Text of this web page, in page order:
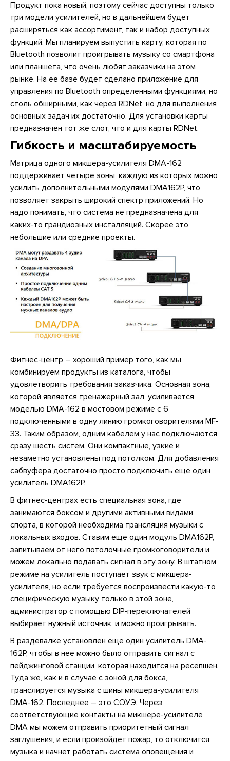
Продукт пока новый, поэтому сейчас доступны только
три модели усилителей, но в дальнейшем будет
расширяться как ассортимент, так и набор доступных
функций. Мы планируем выпустить карту, которая по
Bluetooth позволит проигрывать музыку со смартфона
или планшета, что очень любят заказчики на этом
рынке. На ее базе будет сделано приложение для
управления по Bluetooth определенными функциями, но
столь обширными, как через RDNet, но для выполнения
основных задач их достаточно. Для установки карты
предназначен тот же слот, что и для карты RDNet.
Гибкость и масштабируемость
Матрица одного микшера-усилителя DMA-162
поддерживает четыре зоны, каждую из которых можно
усилить дополнительными модулями DMA162P, что
позволяет закрыть широкий спектр приложений. Но
надо понимать, что система не предназначена для
каких-то грандиозных инсталляций. Скорее это
небольшие или средние проекты.
Фитнес-центр – хороший пример того, как мы
комбинируем продукты из каталога, чтобы
удовлетворить требования заказчика. Основная зона,
которой является тренажерный зал, усиливается
моделью DMA-162 в мостовом режиме с 6
подключенными в одну линию громкоговорителями MF-
33. Таким образом, одним кабелем у нас подключаются
сразу шесть систем. Они компактные, узкие и
незаметно установлены под потолком. Для добавления
сабвуфера достаточно просто подключить еще один
усилитель DMA162P.
В фитнес-центрах есть специальная зона, где
занимаются боксом и другими активными видами
спорта, в которой необходима трансляция музыки с
локальных входов. Ставим еще один модуль DMA162P,
запитываем от него потолочные громкоговорители и
можем локально подавать сигнал в эту зону. В штатном
режиме на усилитель поступает звук с микшера-
усилителя, но если требуется воспроизвести какую-то
специфическую музыку только в этой зоне,
администратор с помощью DIP-переключателей
выбирает нужный источник, и можно проигрывать.
В раздевалке установлен еще один усилитель DMA-
162Р, чтобы в нее можно было отправить сигнал с
пейджинговой станции, которая находится на ресепшен.
Туда же, как и в случае с зоной для бокса,
транслируется музыка с шины микшера-усилителя
DMA-162. Последнее – это СОУЭ. Через
соответствующие контакты на микшере-усилителе
DMA мы можем отправить приоритетный сигнал
заглушения, и если произойдет пожар, то отключится
музыка и начнет работать система оповещения и